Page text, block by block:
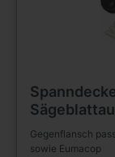
Gegenflansch
sowie Eumacop